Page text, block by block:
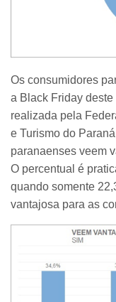
Os consumidores
a Black Friday
realizada pela
e Turismo do
paranaenses veem
O percentual é
quando somente
vantajosa para as